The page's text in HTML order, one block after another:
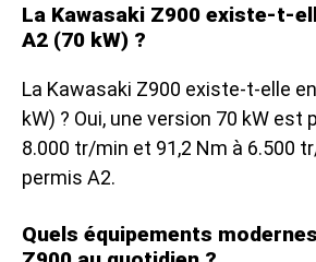
La Kawasaki Z900 existe-t-
A2 (70 kW) ?
La Kawasaki Z900 existe-t-elle
kW) ? Oui, une version 70 kW est
8.000 tr/min et 91,2 Nm à 6.500
permis A2.
Quels équipements